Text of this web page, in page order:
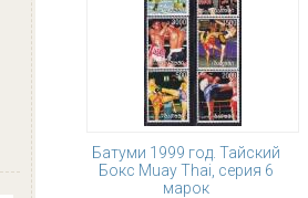
Батуми 1999 год. Тайский
Бокс Muay Thai, серия 6
марок